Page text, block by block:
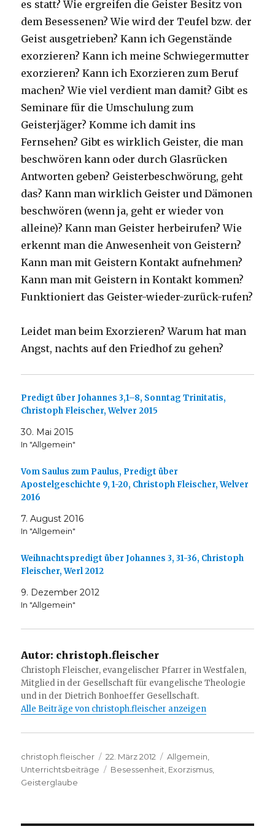
es statt? Wie ergreifen die Geister Besitz von
dem Besessenen? Wie wird der Teufel bzw. der
Geist ausgetrieben? Kann ich Gegenstände
exorzieren? Kann ich meine Schwiegermutter
exorzieren? Kann ich Exorzieren zum Beruf
machen? Wie viel verdient man damit? Gibt es
Seminare für die Umschulung zum
Geisterjäger? Komme ich damit ins
Fernsehen? Gibt es wirklich Geister, die man
beschwören kann oder durch Glasrücken
Antworten geben? Geisterbeschwörung, geht
das? Kann man wirklich Geister und Dämonen
beschwören (wenn ja, geht er wieder von
alleine)? Kann man Geister herbeirufen? Wie
erkennt man die Anwesenheit von Geistern?
Kann man mit Geistern Kontakt aufnehmen?
Kann man mit Geistern in Kontakt kommen?
Funktioniert das Geister-wieder-zurück-rufen?
Leidet man beim Exorzieren? Warum hat man
Angst, nachts auf den Friedhof zu gehen?
Predigt über Johannes 3,1–8, Sonntag Trinitatis,
Christoph Fleischer, Welver 2015
30. Mai 2015
In "Allgemein"
Vom Saulus zum Paulus, Predigt über
Apostelgeschichte 9, 1-20, Christoph Fleischer, Welver
2016
7. August 2016
In "Allgemein"
Weihnachtspredigt über Johannes 3, 31-36, Christoph
Fleischer, Werl 2012
9. Dezember 2012
In "Allgemein"
Autor: christoph.fleischer
Christoph Fleischer, evangelischer Pfarrer in Westfalen,
Mitglied in der Gesellschaft für evangelische Theologie
und in der Dietrich Bonhoeffer Gesellschaft.
Alle Beiträge von christoph.fleischer anzeigen
Autor
christoph.fleischer
Veröffentlicht
am
22. März 2012 Kategorien
Allgemein
Unterrichtsbeiträge
Schlagwörter
Besessenheit Exorzismus
Geisterglaube